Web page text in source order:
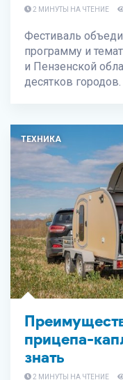
2 МИНУТЫ НА ЧТЕНИЕ
Фестиваль
программу и
и Пензенской
десятков городов.
ТЕХНИКА
прицепа-
знать
2 МИНУТЫ НА ЧТЕНИЕ